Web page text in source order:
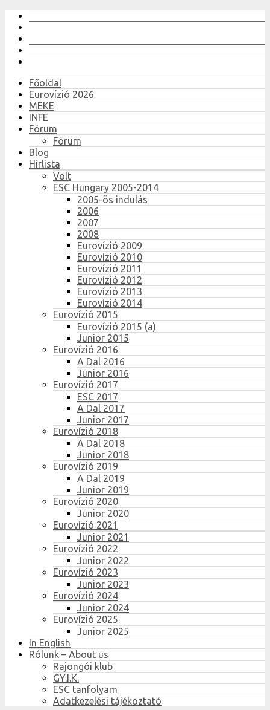
Főoldal
Eurovízió 2026
MEKE
INFE
Fórum
Fórum
Blog
Hírlista
Volt
ESC Hungary 2005-2014
2005-ös indulás
2006
2007
2008
Eurovízió 2009
Eurovízió 2010
Eurovízió 2011
Eurovízió 2012
Eurovízió 2013
Eurovízió 2014
Eurovízió 2015
Eurovízió 2015 (a)
Junior 2015
Eurovízió 2016
A Dal 2016
Junior 2016
Eurovízió 2017
ESC 2017
A Dal 2017
Junior 2017
Eurovízió 2018
A Dal 2018
Junior 2018
Eurovízió 2019
A Dal 2019
Junior 2019
Eurovízió 2020
Junior 2020
Eurovízió 2021
Junior 2021
Eurovízió 2022
Junior 2022
Eurovízió 2023
Junior 2023
Eurovízió 2024
Junior 2024
Eurovízió 2025
Junior 2025
In English
Rólunk – About us
Rajongói klub
GY.I.K.
ESC tanfolyam
Adatkezelési tájékoztató